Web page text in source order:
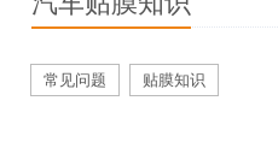
常见问题 贴膜知识